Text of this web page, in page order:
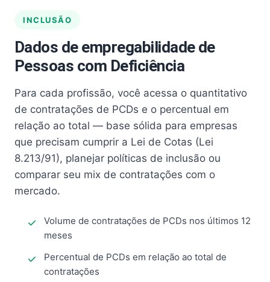
INCLUSÃO
Dados de empregabilidade de
Pessoas com Deficiência
Para cada profissão, você acessa o quantitativo
de contratações de PCDs e o percentual em
relação ao total — base sólida para empresas
que precisam cumprir a Lei de Cotas (Lei
8.213/91), planejar políticas de inclusão ou
comparar seu mix de contratações com o
mercado.
Volume de contratações de PCDs nos últimos 12
meses
Percentual de PCDs em relação ao total de
contratações